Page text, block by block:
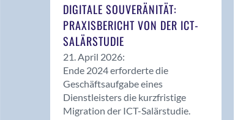
DIGITALE SOUVERÄNITÄT:
PRAXISBERICHT VON DER ICT-
SALÄRSTUDIE
21. April 2026:
Ende 2024 erforderte die
Geschäftsaufgabe eines
Dienstleisters die kurzfristige
Migration der ICT-Salärstudie.